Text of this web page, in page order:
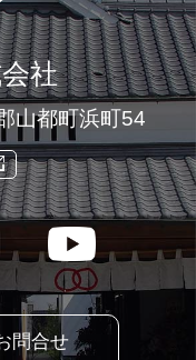
社
山都町浜町54
問合せ